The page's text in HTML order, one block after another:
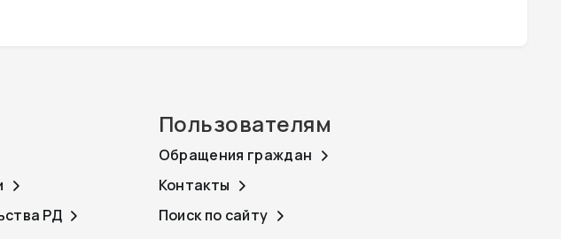
РД
Пользователям
Обращения граждан
Контакты
Поиск по сайту